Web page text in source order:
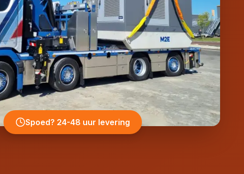
Spoed? 24-48 uur levering